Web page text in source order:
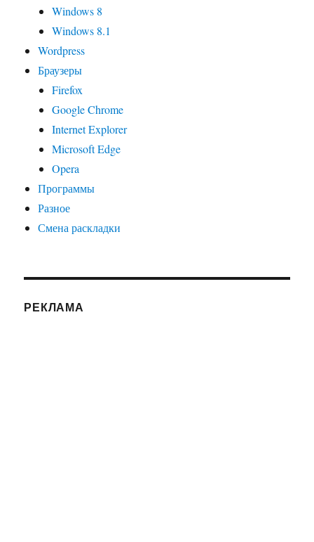
Windows 8
Windows 8.1
Wordpress
Браузеры
Firefox
Google Chrome
Internet Explorer
Microsoft Edge
Opera
Программы
Разное
Смена раскладки
РЕКЛАМА